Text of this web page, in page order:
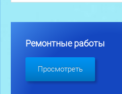
Ремонтные работы
Просмотреть